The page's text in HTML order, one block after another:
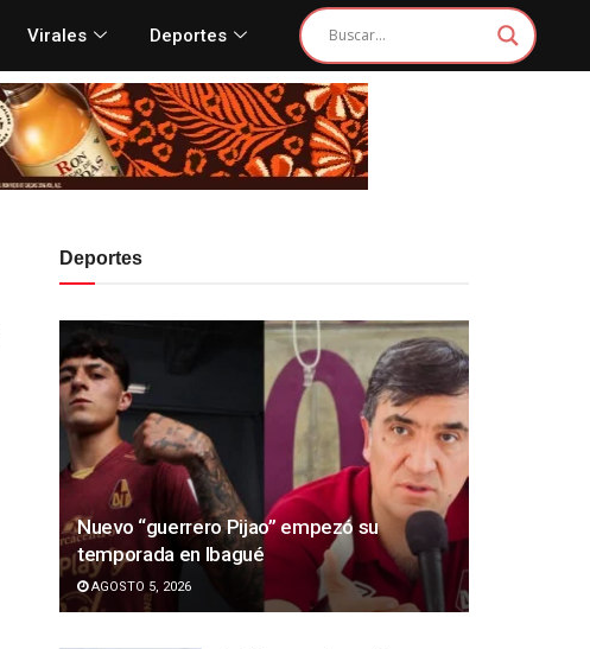
Virales Deportes
Deportes
Nuevo “guerrero Pijao” empezó su
temporada en Ibagué
AGOSTO 5, 2026